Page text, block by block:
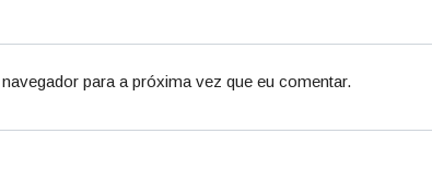
para a próxima vez que eu comentar.